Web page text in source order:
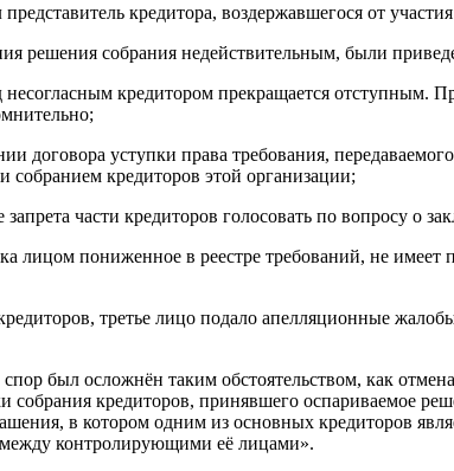
кредитора, воздержавшегося от
решения собрания недействительным, были
кредитором прекращается отступным.
договора уступки права требования,
собранием кредиторов этой организации;
части кредиторов голосовать по вопросу о
пониженное в реестре требований, не имеет
третье лицо подало апелляционные
был осложнён таким обстоятельством, как
кредиторов, принявшего оспариваемое
в котором одним из основных кредиторов
контролирующими её лицами».